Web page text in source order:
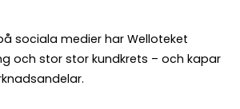
sociala medier har Welloteket
och stor stor kundkrets – och kapar